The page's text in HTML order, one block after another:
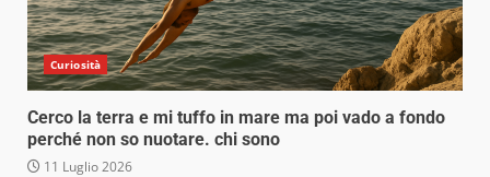
Curiosità
Cerco la terra e mi tuffo in mare ma poi vado a fondo
perché non so nuotare. chi sono
11 Luglio 2026